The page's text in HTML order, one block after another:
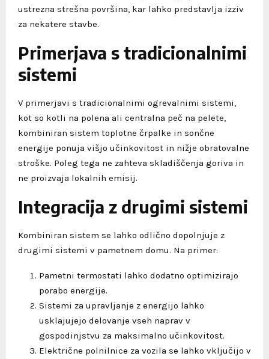
ustrezna strešna površina, kar lahko predstavlja izziv
za nekatere stavbe.
Primerjava s tradicionalnimi
sistemi
V primerjavi s tradicionalnimi ogrevalnimi sistemi,
kot so kotli na polena ali centralna peč na pelete,
kombiniran sistem toplotne črpalke in sončne
energije ponuja višjo učinkovitost in nižje obratovalne
stroške. Poleg tega ne zahteva skladiščenja goriva in
ne proizvaja lokalnih emisij.
Integracija z drugimi sistemi
Kombiniran sistem se lahko odlično dopolnjuje z
drugimi sistemi v pametnem domu. Na primer:
Pametni termostati lahko dodatno optimizirajo
porabo energije.
Sistemi za upravljanje z energijo lahko
usklajujejo delovanje vseh naprav v
gospodinjstvu za maksimalno učinkovitost.
Električne polnilnice za vozila se lahko vključijo v